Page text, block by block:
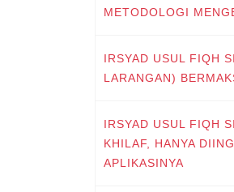
METODOLOGI
IRSYAD USUL FIQH
LARANGAN)
IRSYAD USUL FIQH
KHILAF, HANYA
APLIKASINYA